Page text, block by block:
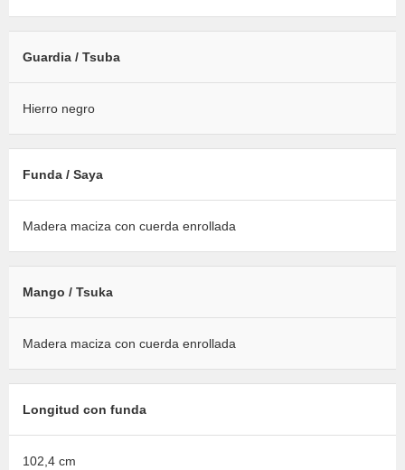
Guardia / Tsuba
Hierro negro
Funda / Saya
Madera maciza con cuerda enrollada
Mango / Tsuka
Madera maciza con cuerda enrollada
Longitud con funda
102,4 cm